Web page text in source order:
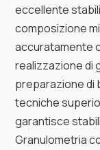
eccellente
composizione
accuratamente
realizzazione di
preparazione di
tecniche
garantisce
Granulometria